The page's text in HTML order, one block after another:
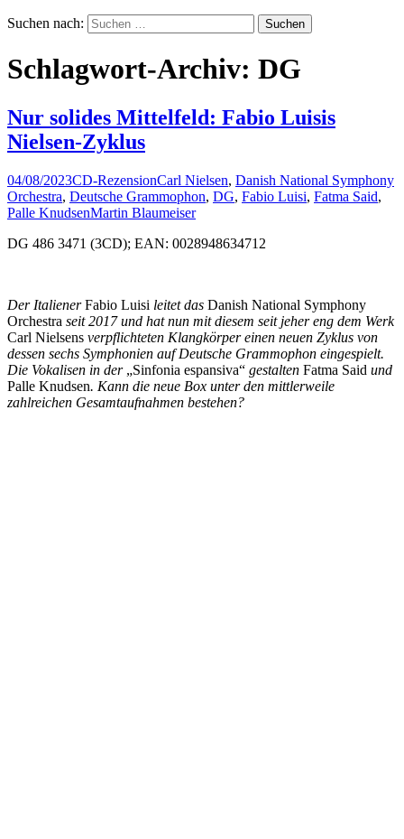
Suchen nach:
Schlagwort-Archiv: DG
Nur solides Mittelfeld: Fabio Luisis
Nielsen-Zyklus
04/08/2023CD-RezensionCarl Nielsen, Danish National Symphony
Orchestra, Deutsche Grammophon, DG, Fabio Luisi, Fatma Said,
Palle KnudsenMartin Blaumeiser
DG 486 3471 (3CD); EAN: 0028948634712
Der ItalienerFabio Luisi leitet das Danish National Symphony
Orchestra seit 2017 und hat nun mit diesem seit jeher eng dem Werk
Carl Nielsens verpflichteten Klangkörper einen neuen Zyklus von
dessen sechs Symphonien auf Deutsche Grammophon eingespielt.
Die Vokalisen in der „Sinfonia espansiva“ gestalten Fatma Said und
Palle Knudsen. Kann die neue Box unter den mittlerweile
zahlreichen Gesamtaufnahmen bestehen?